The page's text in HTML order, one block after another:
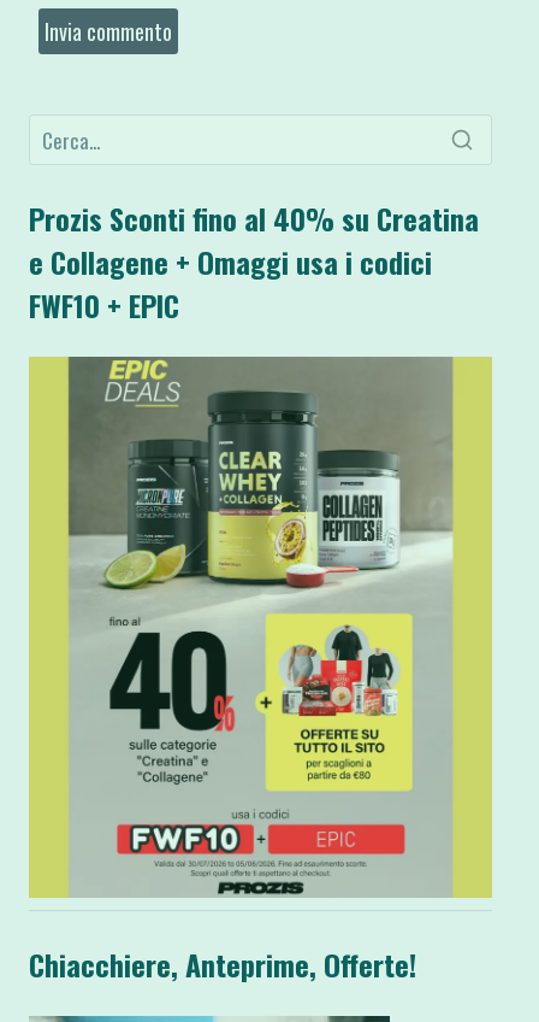
Prozis Sconti fino al 40% su Creatina
e Collagene + Omaggi usa i codici
FWF10 + EPIC
Chiacchiere, Anteprime, Offerte!